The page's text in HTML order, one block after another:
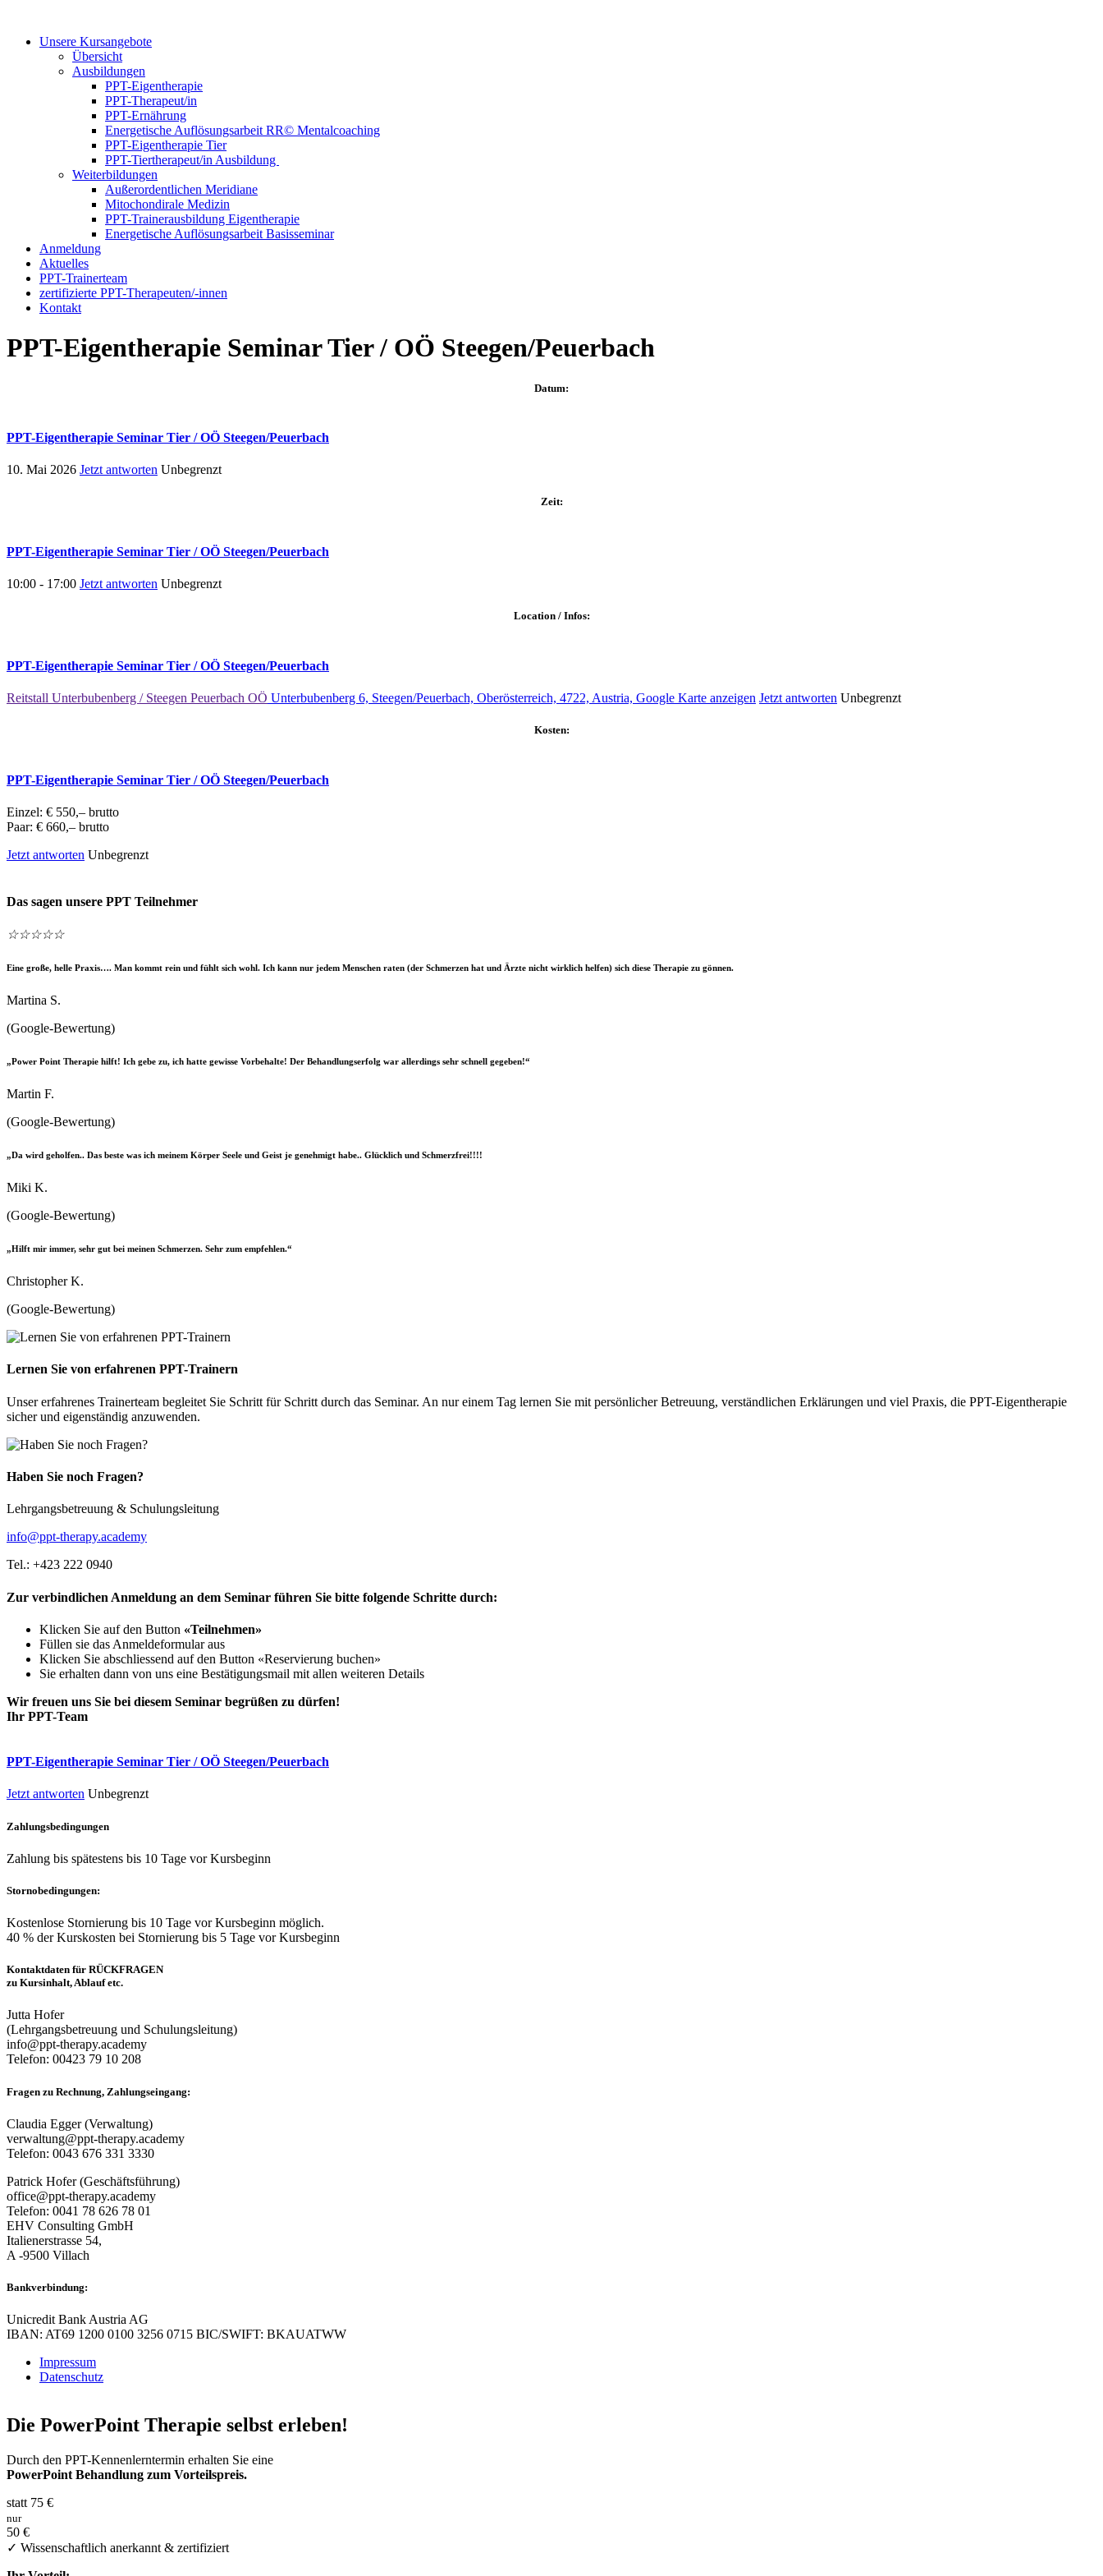
Unsere Kursangebote
Übersicht
Ausbildungen
PPT-Eigentherapie
PPT-Therapeut/in
PPT-Ernährung
Energetische Auflösungsarbeit RR© Mentalcoaching
PPT-Eigentherapie Tier
PPT-Tiertherapeut/in Ausbildung
Weiterbildungen
Außerordentlichen Meridiane
Mitochondirale Medizin
PPT-Trainerausbildung Eigentherapie
Energetische Auflösungsarbeit Basisseminar
Anmeldung
Aktuelles
PPT-Trainerteam
zertifizierte PPT-Therapeuten/-innen
Kontakt
PPT-Eigentherapie Seminar Tier / OÖ Steegen/Peuerbach
Datum:
PPT-Eigentherapie Seminar Tier / OÖ Steegen/Peuerbach
10. Mai 2026 Jetzt antworten Unbegrenzt
Zeit:
PPT-Eigentherapie Seminar Tier / OÖ Steegen/Peuerbach
10:00 - 17:00 Jetzt antworten Unbegrenzt
Location / Infos:
PPT-Eigentherapie Seminar Tier / OÖ Steegen/Peuerbach
Reitstall Unterbubenberg / Steegen Peuerbach OÖ Unterbubenberg 6, Steegen/Peuerbach, Oberösterreich, 4722, Austria, Google Karte anzeigen Jetzt antworten Unbegrenzt
Kosten:
PPT-Eigentherapie Seminar Tier / OÖ Steegen/Peuerbach
Einzel: € 550,– brutto
Paar: € 660,– brutto
Jetzt antworten Unbegrenzt
Das sagen unsere PPT Teilnehmer
☆☆☆☆☆
Eine große, helle Praxis…. Man kommt rein und fühlt sich wohl. Ich kann nur jedem Menschen raten (der Schmerzen hat und Ärzte nicht wirklich helfen) sich diese Therapie zu gönnen.
Martina S.
(Google-Bewertung)
„Power Point Therapie hilft! Ich gebe zu, ich hatte gewisse Vorbehalte! Der Behandlungserfolg war allerdings sehr schnell gegeben!“
Martin F.
(Google-Bewertung)
„Da wird geholfen.. Das beste was ich meinem Körper Seele und Geist je genehmigt habe.. Glücklich und Schmerzfrei!!!!
Miki K.
(Google-Bewertung)
„Hilft mir immer, sehr gut bei meinen Schmerzen. Sehr zum empfehlen.“
Christopher K.
(Google-Bewertung)
Lernen Sie von erfahrenen PPT-Trainern
Unser erfahrenes Trainerteam begleitet Sie Schritt für Schritt durch das Seminar. An nur einem Tag lernen Sie mit persönlicher Betreuung, verständlichen Erklärungen und viel Praxis, die PPT-Eigentherapie
sicher und eigenständig anzuwenden.
Haben Sie noch Fragen?
Lehrgangsbetreuung & Schulungsleitung
info@ppt-therapy.academy
Tel.: +423 222 0940
Zur verbindlichen Anmeldung an dem Seminar führen Sie bitte folgende Schritte durch:
Klicken Sie auf den Button «Teilnehmen»
Füllen sie das Anmeldeformular aus
Klicken Sie abschliessend auf den Button «Reservierung buchen»
Sie erhalten dann von uns eine Bestätigungsmail mit allen weiteren Details
Wir freuen uns Sie bei diesem Seminar begrüßen zu dürfen!
Ihr PPT-Team
PPT-Eigentherapie Seminar Tier / OÖ Steegen/Peuerbach
Jetzt antworten Unbegrenzt
Zahlungsbedingungen
Zahlung bis spätestens bis 10 Tage vor Kursbeginn
Stornobedingungen:
Kostenlose Stornierung bis 10 Tage vor Kursbeginn möglich.
40 % der Kurskosten bei Stornierung bis 5 Tage vor Kursbeginn
Kontaktdaten für RÜCKFRAGEN
zu Kursinhalt, Ablauf etc.
Jutta Hofer
(Lehrgangsbetreuung und Schulungsleitung)
info@ppt-therapy.academy
Telefon: 00423 79 10 208
Fragen zu Rechnung, Zahlungseingang:
Claudia Egger (Verwaltung)
verwaltung@ppt-therapy.academy
Telefon: 0043 676 331 3330
Patrick Hofer (Geschäftsführung)
office@ppt-therapy.academy
Telefon: 0041 78 626 78 01
EHV Consulting GmbH
Italienerstrasse 54,
A -9500 Villach
Bankverbindung:
Unicredit Bank Austria AG
IBAN: AT69 1200 0100 3256 0715 BIC/SWIFT: BKAUATWW
Impressum
Datenschutz
Die PowerPoint Therapie selbst erleben!
Durch den PPT-Kennenlerntermin erhalten Sie eine
PowerPoint Behandlung zum Vorteilspreis.
statt 75 €
nur
50 €
✓ Wissenschaftlich anerkannt & zertifiziert